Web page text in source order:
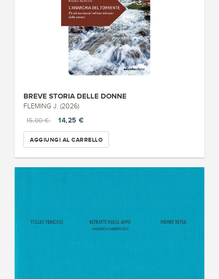
BREVE STORIA DELLE DONNE
FLEMING J. (2026)
15,00 €
14,25 €
AGGIUNGI AL CARRELLO